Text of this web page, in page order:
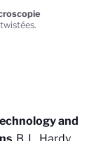
and